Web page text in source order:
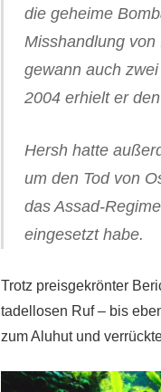
die geheime
Misshandlung
gewann auch zwei
2004 erhielt er
Hersh hatte
um den Tod von
das Assad-
eingesetzt habe.
Trotz preisgekrönter
tadellosen Ruf – bis
zum Aluhut und